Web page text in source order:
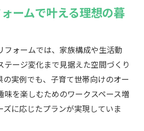
事例に学ぶ美しさと使いやすさ
に進める住まい再生の流れ
計士と実例から学ぶ家づくり
実例で学ぶ設計士選びの基準
ームで叶える理想の暮
フォームでは、家族構成や生活動
テージ変化まで見据えた空間づくり
の実例でも、子育て世帯向けのオー
味を楽しむためのワークスペース増
ズに応じたプランが実現していま